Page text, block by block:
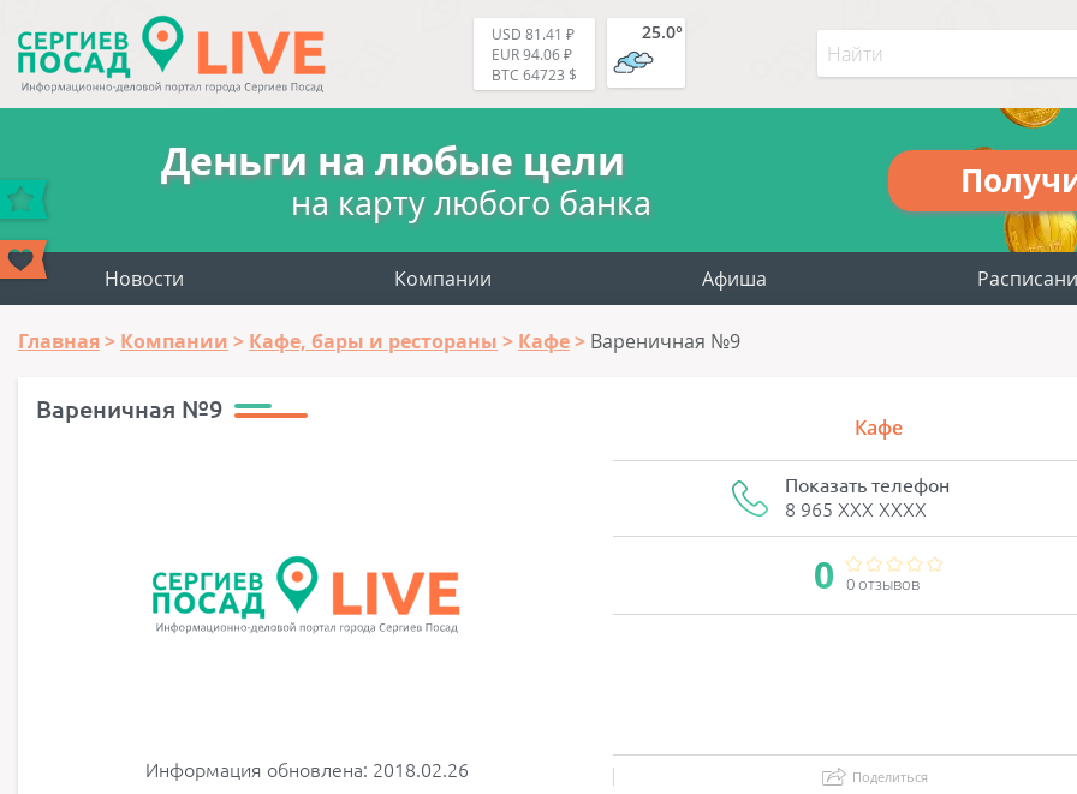
USD 81.41 ₽
EUR 94.06 ₽
BTC 64723 $
25.0°
Деньги на любые цели
на карту любого банка
Новости Компании Афиша
Главная Компании Кафе, бары и рестораны Кафе Вареничная №9
Вареничная №9
Информация обновлена: 2018.02.26
Кафе
Показать телефон
8 965 XXX XXXX
0 0 отзывов
Поделиться